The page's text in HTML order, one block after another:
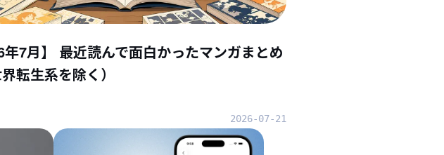
年7月】 最近読んで面白かったマンガまとめ
界転生系を除く）
2026-07-21